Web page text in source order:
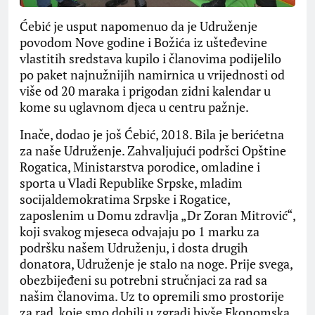
Ćebić je usput napomenuo da je Udruženje
povodom Nove godine i Božića iz ušteđevine
vlastitih sredstava kupilo i članovima podijelilo
po paket najnužnijih namirnica u vrijednosti od
više od 20 maraka i prigodan zidni kalendar u
kome su uglavnom djeca u centru pažnje.
Inače, dodao je još Ćebić, 2018. Bila je berićetna
za naše Udruženje. Zahvaljujući podršci Opštine
Rogatica, Ministarstva porodice, omladine i
sporta u Vladi Republike Srpske, mladim
socijaldemokratima Srpske i Rogatice,
zaposlenim u Domu zdravlja „Dr Zoran Mitrović“,
koji svakog mjeseca odvajaju po 1 marku za
podršku našem Udruženju, i dosta drugih
donatora, Udruženje je stalo na noge. Prije svega,
obezbijeđeni su potrebni stručnjaci za rad sa
našim članovima. Uz to opremili smo prostorije